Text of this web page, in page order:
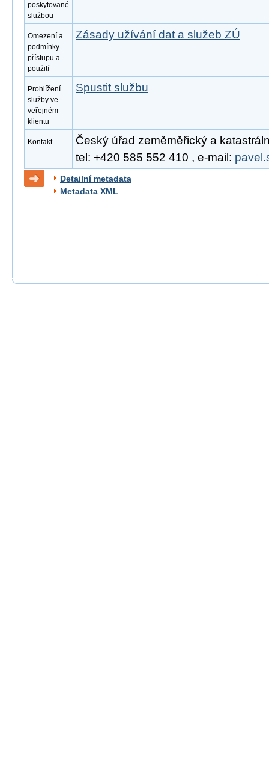
poskytované
službou
Omezení a
podmínky
přístupu a
použití
Zásady užívání dat a služeb ZÚ
Prohlížení
služby ve
veřejném
klientu
Spustit službu
Kontakt
Český úřad zeměměřický a
tel: +420 585 552 410 , e-mail:
Detailní metadata
Metadata XML